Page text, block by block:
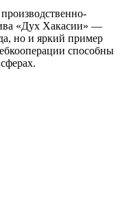
«Дух Хакасии» —
но и яркий пример
способны